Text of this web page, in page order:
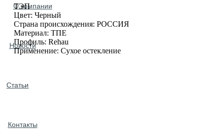
О компании
Новости
Статьи
Контакты
ТЭП
Цвет: Черный
Страна происхождения: РОССИЯ
Материал: ТПЕ
Профиль: Rehau
Применение: Сухое остекление